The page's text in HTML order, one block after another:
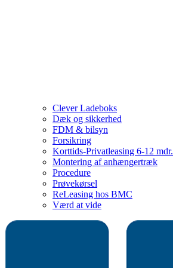
Clever Ladeboks
Dæk og sikkerhed
FDM & bilsyn
Forsikring
Korttids-Privatleasing 6-12 mdr.
Montering af anhængertræk
Procedure
Prøvekørsel
ReLeasing hos BMC
Værd at vide